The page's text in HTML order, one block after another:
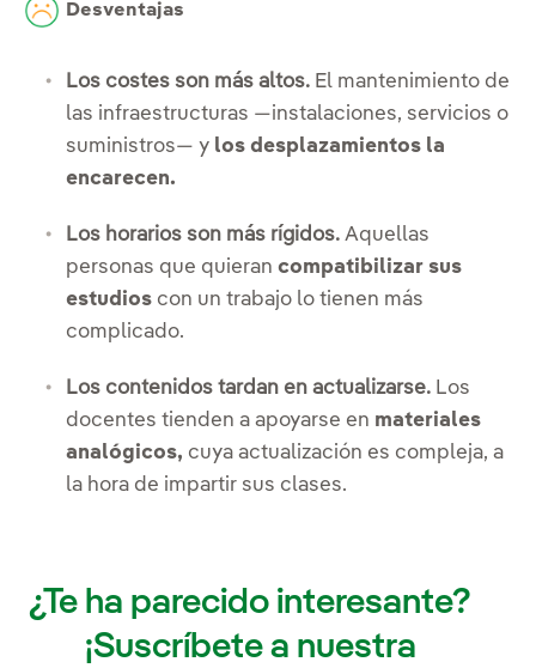
Desventajas
Los costes son más altos. El mantenimiento de
las infraestructuras —instalaciones, servicios o
suministros— y los desplazamientos la
encarecen.
Los horarios son más rígidos. Aquellas
personas que quieran compatibilizar sus
estudios con un trabajo lo tienen más
complicado.
Los contenidos tardan en actualizarse. Los
docentes tienden a apoyarse en materiales
analógicos, cuya actualización es compleja, a
la hora de impartir sus clases.
¿Te ha parecido interesante?
¡Suscríbete a nuestra